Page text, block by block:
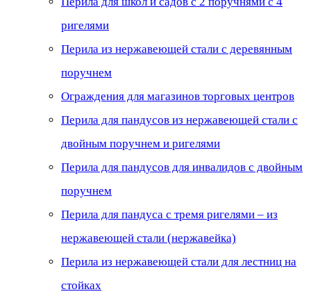
ригелями
Перила из нержавеющей стали с деревянным
поручнем
Ограждения для магазинов торговых центров
Перила для пандусов из нержавеющей стали с
двойным поручнем и ригелями
Перила для пандусов для инвалидов с двойным
поручнем
Перила для пандуса с тремя ригелями – из
нержавеющей стали (нержавейка)
Перила из нержавеющей стали для лестниц на
стойках